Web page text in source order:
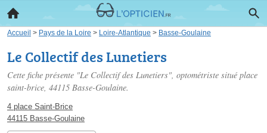
Accueil > Pays de la Loire > Loire-Atlantique > Basse-Goulaine
Le Collectif des Lunetiers
Cette fiche présente "Le Collectif des Lunetiers", optométriste situé place
saint-brice, 44115 Basse-Goulaine.
4 place Saint-Brice
44115 Basse-Goulaine